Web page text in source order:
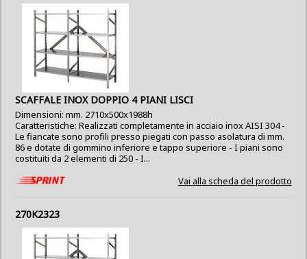
SCAFFALE INOX DOPPIO 4 PIANI LISCI
Dimensioni: mm. 2710x500x1988h
Caratteristiche: Realizzati completamente in acciaio inox AISI 304 -
Le fiancate sono profili presso piegati con passo asolatura di mm.
86 e dotate di gommino inferiore e tappo superiore - I piani sono
costituiti da 2 elementi di 250 - I...
Vai alla scheda del prodotto
270K2323